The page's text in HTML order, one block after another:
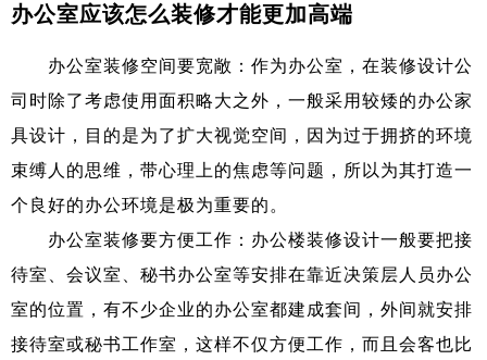
办公室应该怎么装修才能更加高端
办公室装修空间要宽敞：作为办公室，在装修设计公
司时除了考虑使用面积略大之外，一般采用较矮的办公家
具设计，目的是为了扩大视觉空间，因为过于拥挤的环境
束缚人的思维，带心理上的焦虑等问题，所以为其打造一
个良好的办公环境是极为重要的。
办公室装修要方便工作：办公楼装修设计一般要把接
待室、会议室、秘书办公室等安排在靠近决策层人员办公
室的位置，有不少企业的办公室都建成套间，外间就安排
接待室或秘书工作室，这样不仅方便工作，而且会客也比